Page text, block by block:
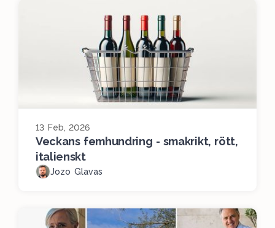
13 Feb, 2026
Veckans femhundring - smakrikt, rött,
italienskt
Jozo Glavas